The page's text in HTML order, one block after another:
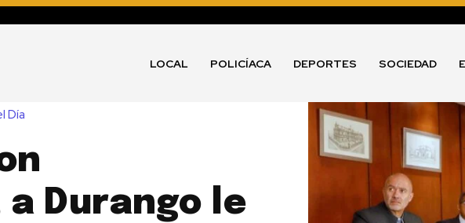
LOCAL POLICÍACA DEPORTES SOCIEDAD
Día
Durango le